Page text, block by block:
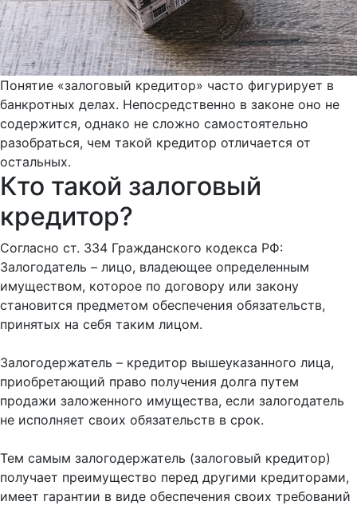
Понятие «залоговый кредитор» часто фигурирует в
банкротных делах. Непосредственно в законе оно не
содержится, однако не сложно самостоятельно
разобраться, чем такой кредитор отличается от
остальных.
Кто такой залоговый
кредитор?
Согласно ст. 334 Гражданского кодекса РФ:
Залогодатель – лицо, владеющее определенным
имуществом, которое по договору или закону
становится предметом обеспечения обязательств,
принятых на себя таким лицом.
Залогодержатель – кредитор вышеуказанного лица,
приобретающий право получения долга путем
продажи заложенного имущества, если залогодатель
не исполняет своих обязательств в срок.
Тем самым залогодержатель (залоговый кредитор)
получает преимущество перед другими кредиторами,
имеет гарантии в виде обеспечения своих требований